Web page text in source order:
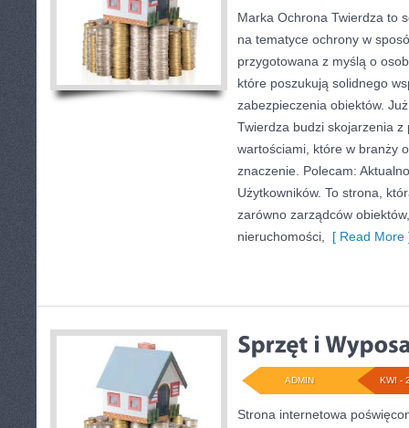
Marka Ochrona Twierdza to
na tematyce ochrony w
przygotowana z myślą o
które poszukują solidnego
zabezpieczenia obiektów.
Twierdza budzi skojarzenia z
wartościami, które w branży
znaczenie. Polecam:
Użytkowników. To strona,
zarówno zarządców
nieruchomości,
[ Read More
KWI -
ADMIN
Strona internetowa